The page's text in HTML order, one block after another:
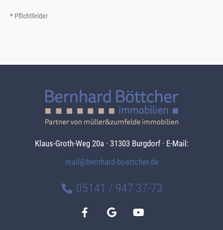
Klaus-Groth-Weg 20a · 31303 Burgdorf · E-Mail:
mail@bernhard-boettcher.de
05141 / 947 37-73
* Pflichtfelder